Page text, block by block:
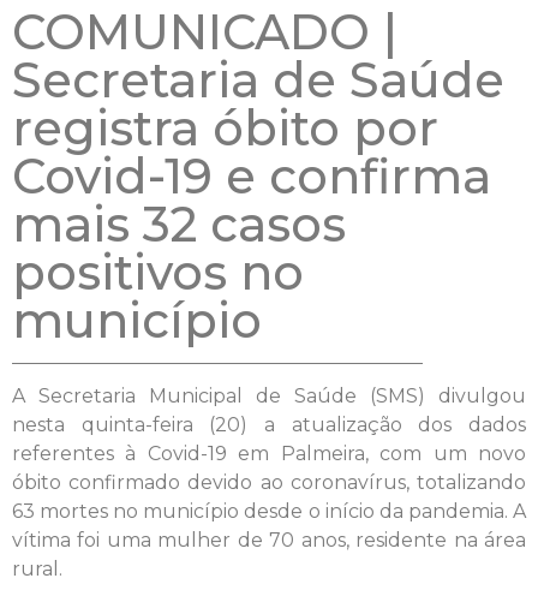
COMUNICADO |
Secretaria de Saúde
registra óbito por
Covid-19 e confirma
mais 32 casos
positivos no
município
A Secretaria Municipal de Saúde (SMS) divulgou
nesta quinta-feira (20) a atualização dos dados
referentes à Covid-19 em Palmeira, com um novo
óbito confirmado devido ao coronavírus, totalizando
63 mortes no município desde o início da pandemia. A
vítima foi uma mulher de 70 anos, residente na área
rural.